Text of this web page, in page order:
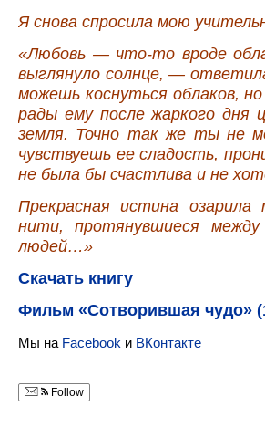
Я снова спросила мою
«Любовь — что-то вроде
выглянуло солнце, —
можешь коснуться облаков,
рады ему после жаркого
земля. Точно так же ты не
чувствуешь ее сладость,
не была бы счастлива и не
Прекрасная истина
нити, протянувшиеся
людей…»
Скачать книгу
Фильм «Сотворившая чудо»
Мы на Facebook и ВКонтакте
Follow